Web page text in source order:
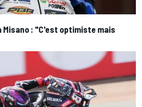
Misano : "C'est optimiste mais